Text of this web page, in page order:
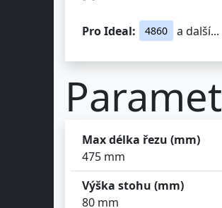
Pro Ideal: 4860 a další...
Max délka řezu (mm)
475 mm
Výška stohu (mm)
80 mm